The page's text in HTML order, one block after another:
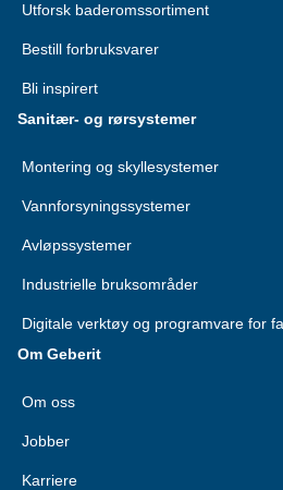
Utforsk baderomssortiment
Bestill forbruksvarer
Bli inspirert
Sanitær- og rørsystemer
Montering og skyllesystemer
Vannforsyningssystemer
Avløpssystemer
Industrielle bruksområder
Digitale verktøy og programvare for
Om Geberit
Om oss
Jobber
Karriere